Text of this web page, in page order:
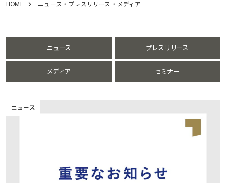
HOME ニュース・プレスリリース・メディア
ニュース プレスリリース
メディア セミナー
ニュース